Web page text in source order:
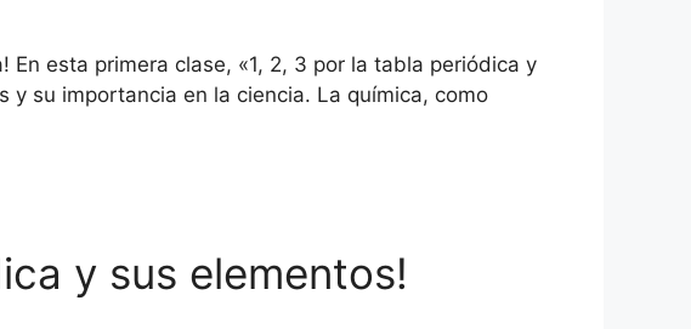
esta primera clase, «1, 2, 3 por la tabla periódica y
y su importancia en la ciencia. La química, como
y sus elementos!